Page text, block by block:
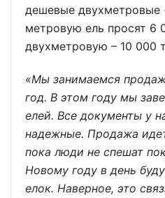
дешевые двухметровые
метровую ель просят 6
двухметровую – 10 000
«Мы занимаемся
год. В этом году мы
елей. Все документы у
надежные. Продажа
пока люди не спешат
Новому году в день
елок. Наверное, это